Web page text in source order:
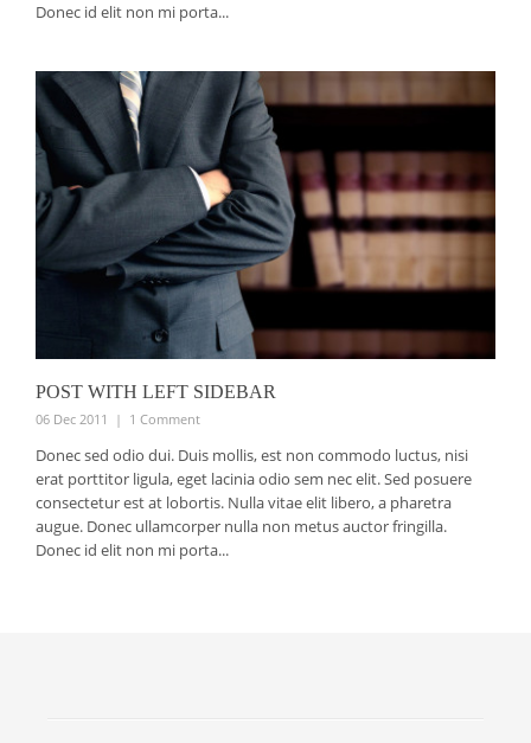
Donec id elit non mi porta...
POST WITH LEFT SIDEBAR
06 Dec 2011 | 1 Comment
Donec sed odio dui. Duis mollis, est non commodo luctus, nisi
erat porttitor ligula, eget lacinia odio sem nec elit. Sed posuere
consectetur est at lobortis. Nulla vitae elit libero, a pharetra
augue. Donec ullamcorper nulla non metus auctor fringilla.
Donec id elit non mi porta...